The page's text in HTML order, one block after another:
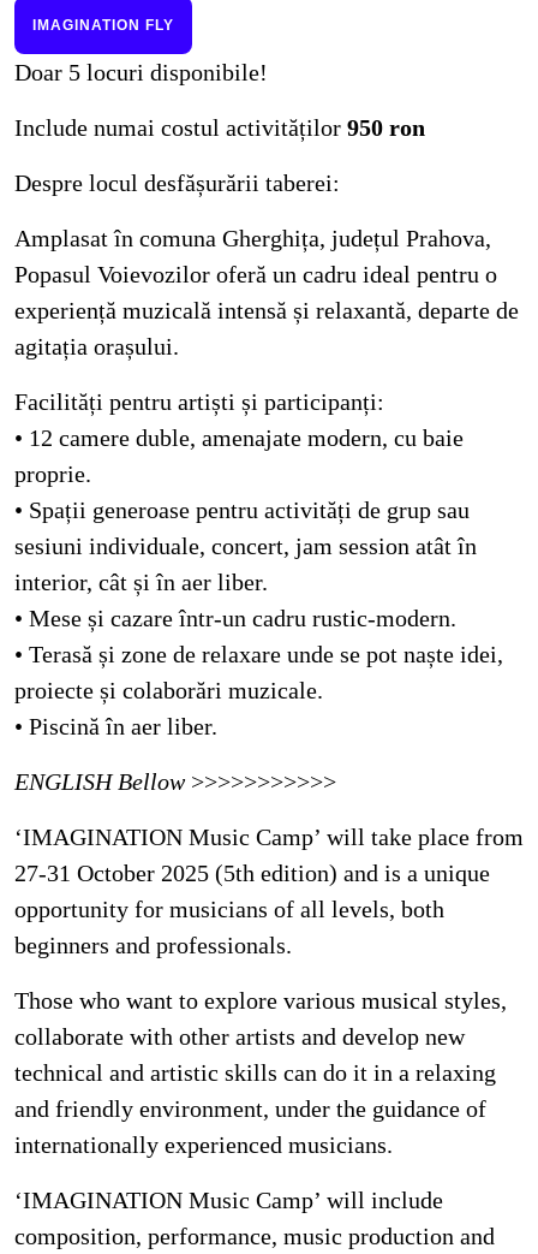
IMAGINATION FLY
Doar 5 locuri disponibile!
Include numai costul activităților 950 ron
Despre locul desfășurării taberei:
Amplasat în comuna Gherghița, județul Prahova,
Popasul Voievozilor oferă un cadru ideal pentru o
experiență muzicală intensă și relaxantă, departe de
agitația orașului.
Facilități pentru artiști și participanți:
• 12 camere duble, amenajate modern, cu baie
proprie.
• Spații generoase pentru activități de grup sau
sesiuni individuale, concert, jam session atât în
interior, cât și în aer liber.
• Mese și cazare într-un cadru rustic-modern.
• Terasă și zone de relaxare unde se pot naște idei,
proiecte și colaborări muzicale.
• Piscină în aer liber.
ENGLISH Bellow>>>>>>>>>>>
‘IMAGINATION Music Camp’ will take place from
27-31 October 2025 (5th edition) and is a unique
opportunity for musicians of all levels, both
beginners and professionals.
Those who want to explore various musical styles,
collaborate with other artists and develop new
technical and artistic skills can do it in a relaxing
and friendly environment, under the guidance of
internationally experienced musicians.
‘IMAGINATION Music Camp’ will include
composition, performance, music production and